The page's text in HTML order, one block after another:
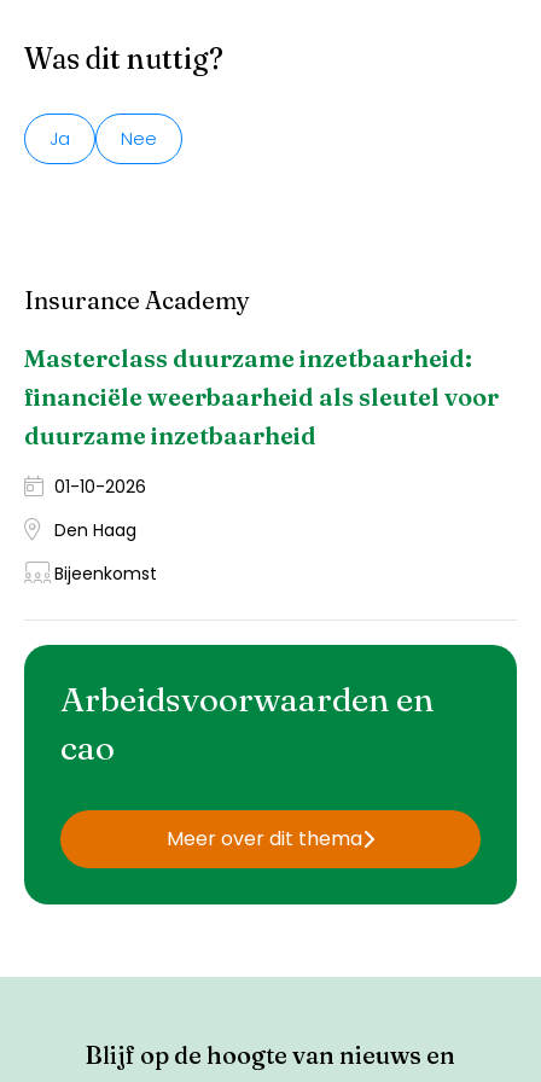
Was dit nuttig?
Ja Nee
Insurance Academy
Masterclass duurzame inzetbaarheid:
financiële weerbaarheid als sleutel voor
duurzame inzetbaarheid
01-10-2026
Den Haag
Bijeenkomst
Arbeidsvoorwaarden en
cao
Meer over dit thema
Blijf op de hoogte van nieuws en